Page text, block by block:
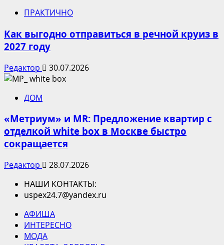
ПРАКТИЧНО
Как выгодно отправиться в речной круиз в
2027 году
Редактор 30.07.2026
ДОМ
«Метриум» и MR: Предложение квартир с
отделкой white box в Москве быстро
сокращается
Редактор
28.07.2026
НАШИ КОНТАКТЫ:
uspex24.7@yandex.ru
АФИША
ИНТЕРЕСНО
МОДА